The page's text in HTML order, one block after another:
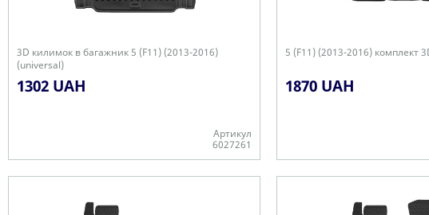
3D килимок в багажник 5 (F11) (2013-2016)
(universal)
1302 UAH
Артикул
6027261
5 (F11) (2013-2016) комплект
1870 UAH